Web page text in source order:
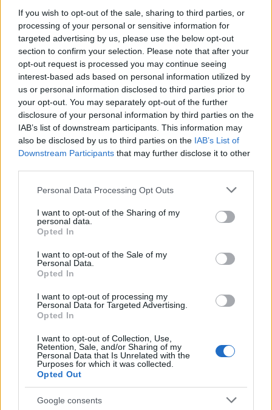
If you wish to opt-out of the sale, sharing to third parties, or
processing of your personal or sensitive information for
targeted advertising by us, please use the below opt-out
section to confirm your selection. Please note that after your
opt-out request is processed you may continue seeing
interest-based ads based on personal information utilized by
us or personal information disclosed to third parties prior to
your opt-out. You may separately opt-out of the further
disclosure of your personal information by third parties on the
IAB’s list of downstream participants. This information may
also be disclosed by us to third parties on the IAB’s List of
Downstream Participants that may further disclose it to other
Please note that this website/app uses one or more Google
not limited to your visit or usage behaviour. You may click to
grant or deny consent to Google and its third-party tags to
use your data for below specified purposes in below Google
consent section.
Personal Data Processing Opt Outs
I want to opt-out of the Sharing of my
personal data.
Opted In
I want to opt-out of the Sale of my
Personal Data.
Opted In
I want to opt-out of processing my
Personal Data for Targeted Advertising.
Opted In
I want to opt-out of Collection, Use,
Retention, Sale, and/or Sharing of my
Personal Data that Is Unrelated with the
Purposes for which it was collected.
Opted Out
Google consents
Travel
Εναλλακτικές δραστηριότητες στην Αθήνα: 10 ενδιαφέρουσες
Αυτό το καλοκαίρι πέρα από τις απολαυστικές βουτιές στις παραλίες, τις
5 ωραία στέκια στον Πειραιά για να πιεις το ποτό σου
4 Ιουνίου 2024, 16:59
Στις δημοφιλείς πιάτσες...